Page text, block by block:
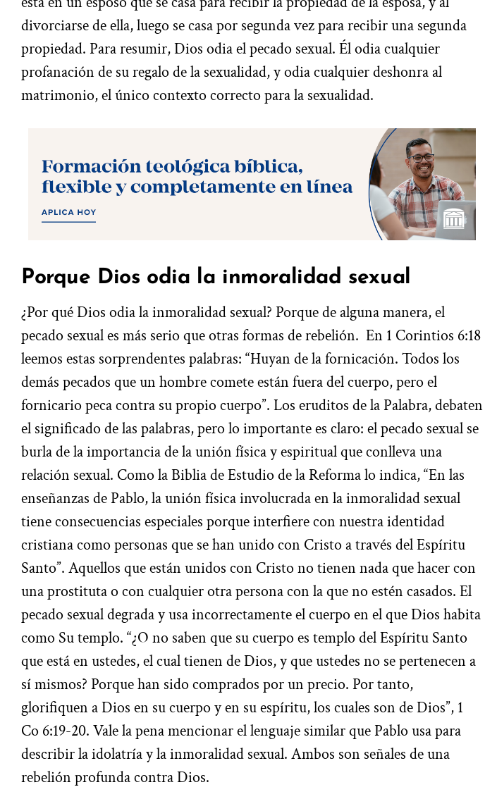
divorciarse de ella, luego se casa por segunda vez para recibir una segunda
propiedad. Para resumir, Dios odia el pecado sexual. Él odia cualquier
profanación de su regalo de la sexualidad, y odia cualquier deshonra al
matrimonio, el único contexto correcto para la sexualidad.
Porque Dios odia la inmoralidad sexual
¿Por qué Dios odia la inmoralidad sexual? Porque de alguna manera, el
pecado sexual es más serio que otras formas de rebelión. En 1 Corintios 6:18
leemos estas sorprendentes palabras: “Huyan de la fornicación. Todos los
demás pecados que un hombre comete están fuera del cuerpo, pero el
fornicario peca contra su propio cuerpo”. Los eruditos de la Palabra, debaten
el significado de las palabras, pero lo importante es claro: el pecado sexual se
burla de la importancia de la unión física y espiritual que conlleva una
relación sexual. Como la Biblia de Estudio de la Reforma lo indica, “En las
enseñanzas de Pablo, la unión física involucrada en la inmoralidad sexual
tiene consecuencias especiales porque interfiere con nuestra identidad
cristiana como personas que se han unido con Cristo a través del Espíritu
Santo”. Aquellos que están unidos con Cristo no tienen nada que hacer con
una prostituta o con cualquier otra persona con la que no estén casados. El
pecado sexual degrada y usa incorrectamente el cuerpo en el que Dios habita
como Su templo. “¿O no saben que su cuerpo es templo del Espíritu Santo
que está en ustedes, el cual tienen de Dios, y que ustedes no se pertenecen a
sí mismos? Porque han sido comprados por un precio. Por tanto,
glorifiquen a Dios en su cuerpo y en su espíritu, los cuales son de Dios”, 1
Co 6:19-20. Vale la pena mencionar el lenguaje similar que Pablo usa para
describir la idolatría y la inmoralidad sexual. Ambos son señales de una
rebelión profunda contra Dios.